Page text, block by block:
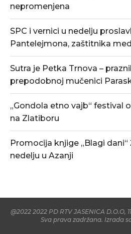
nepromenjena
SPC i vernici u nedelju
Pantelejmona, zaštitnika
Sutra je Petka Trnova –
prepodobnoj mučenici
„Gondola etno vajb“ festival
na Zlatiboru
Promocija knjige „Blagi dani“
nedelju u Azanji
@2022 2022 PD RTV JASENICA D.O.O,
Sva prava zadržana. Izrada